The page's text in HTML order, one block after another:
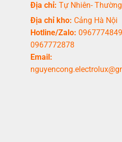
Địa chỉ: Tự Nhiên-
Địa chỉ kho: Cảng Hà Nội
Hotline/Zalo: 0967774849
0967772878
Email: